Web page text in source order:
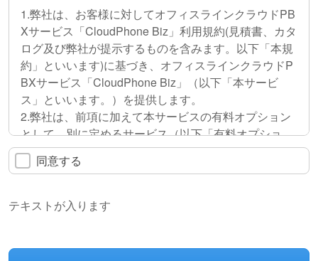
1.弊社は、お客様に対してオフィスラインクラウドPB
Xサービス「CloudPhone Biz」利用規約(見積書、カタ
ログ及び弊社が提示するものを含みます。以下「本規
約」といいます)に基づき、オフィスラインクラウドP
BXサービス「CloudPhone Biz」（以下「本サービ
ス」といいます。）を提供します。
2.弊社は、前項に加えて本サービスの有料オプション
として、別に定めるサービス（以下「有料オプショ
ン」といいます。）を提供します。
3.弊社は、本サービス及び有料オプションについての
（URL: https://cloudphone-biz.line1.jp/以下「本サイト
します。
同意する
テキストが入ります